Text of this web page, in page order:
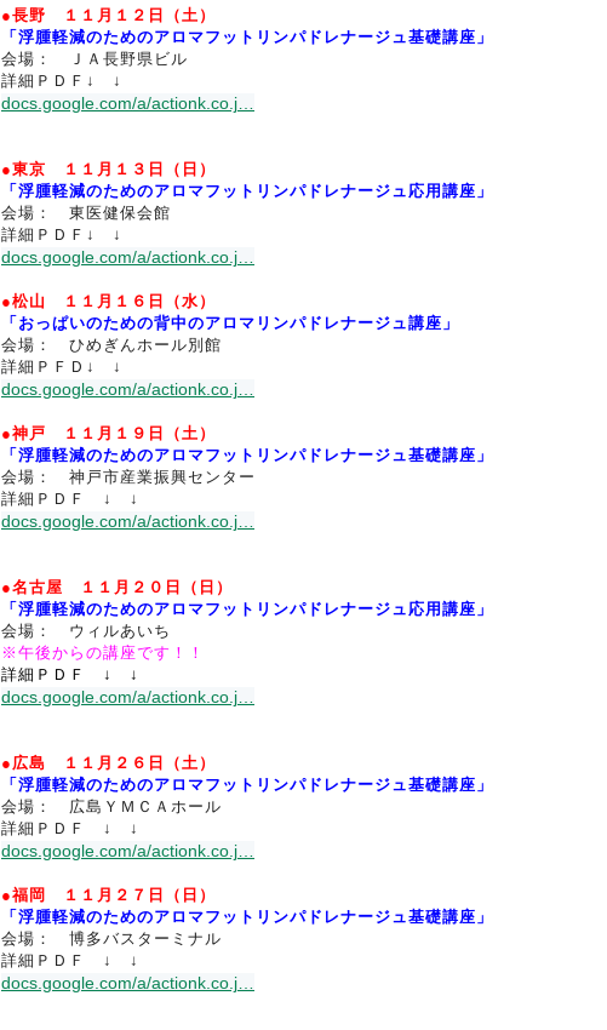
●長野 １１月１２日（土）
「浮腫軽減のためのアロマフットリンパドレナージュ基礎講座」
会場： ＪＡ長野県ビル
詳細ＰＤＦ↓ ↓
docs.google.com/a/actionk.co.j
●東京 １１月１３日（日）
「浮腫軽減のためのアロマフットリンパドレナージュ応用講座」
会場： 東医健保会館
詳細ＰＤＦ↓ ↓
docs.google.com/a/actionk.co.j
●松山 １１月１６日（水）
「おっぱいのための背中のアロマリンパドレナージュ講座」
会場： ひめぎんホール別館
詳細ＰＦＤ↓ ↓
docs.google.com/a/actionk.co.j
●神戸 １１月１９日（土）
「浮腫軽減のためのアロマフットリンパドレナージュ基礎講座」
会場： 神戸市産業振興センター
詳細ＰＤＦ ↓ ↓
docs.google.com/a/actionk.co.j
●名古屋 １１月２０日（日）
「浮腫軽減のためのアロマフットリンパドレナージュ応用講座」
会場： ウィルあいち
※午後からの講座です！！
詳細ＰＤＦ ↓ ↓
docs.google.com/a/actionk.co.j
●広島 １１月２６日（土）
「浮腫軽減のためのアロマフットリンパドレナージュ基礎講座」
会場： 広島ＹＭＣＡホール
詳細ＰＤＦ ↓ ↓
docs.google.com/a/actionk.co.j
●福岡 １１月２７日（日）
「浮腫軽減のためのアロマフットリンパドレナージュ基礎講座」
会場： 博多バスターミナル
詳細ＰＤＦ ↓ ↓
docs.google.com/a/actionk.co.j